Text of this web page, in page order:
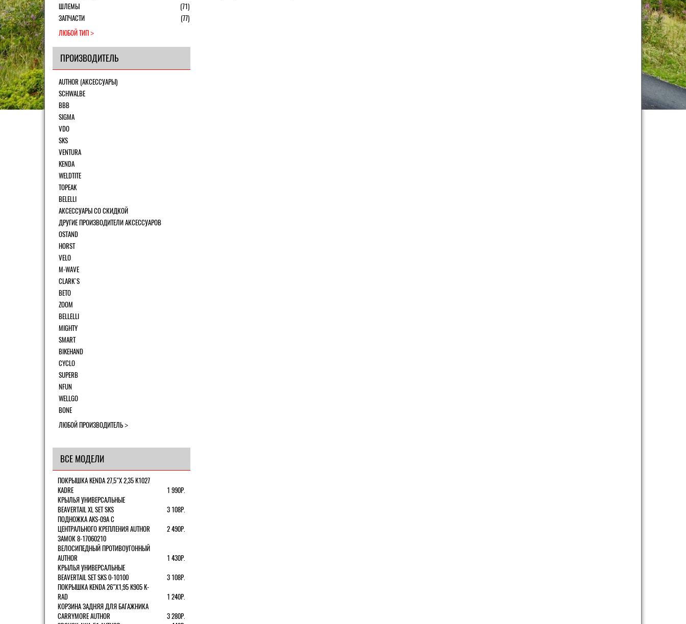
ШЛЕМЫ
(71)
ЗАПЧАСТИ
(77)
ЛЮБОЙ ТИП
ПРОИЗВОДИТЕЛЬ
AUTHOR (АКСЕССУАРЫ)
SCHWALBE
BBB
SIGMA
VDO
SKS
VENTURA
KENDA
WELDTITE
TOPEAK
BELELLI
АКСЕССУАРЫ СО СКИДКОЙ
ДРУГИЕ ПРОИЗВОДИТЕЛИ АКСЕССУАРОВ
OSTAND
HORST
VELO
M-WAVE
CLARK`S
BETO
ZOOM
BELLELLI
MIGHTY
SMART
BIKEHAND
CYCLO
SUPERB
NFUN
WELLGO
BONE
ЛЮБОЙ ПРОИЗВОДИТЕЛЬ
ВСЕ МОДЕЛИ
ПОКРЫШКА KENDA 27,5"Х 2,35 K1027
KADRE
1 990Р.
КРЫЛЬЯ УНИВЕРСАЛЬНЫЕ
BEAVERTAIL XL SET SKS
3 108Р.
ПОДНОЖКА AKS-09A C
ЦЕНТРАЛЬНОГО КРЕПЛЕНИЯ AUTHOR
2 490Р.
ЗАМОК 8-17060210
ВЕЛОСИПЕДНЫЙ ПРОТИВОУГОННЫЙ
AUTHOR
1 430Р.
КРЫЛЬЯ УНИВЕРСАЛЬНЫЕ
BEAVERTAIL SET SKS 0-10100
3 108Р.
ПОКРЫШКА KENDA 26"Х1,95 K905 K-
RAD
1 240Р.
КОРЗИНА ЗАДНЯЯ ДЛЯ БАГАЖНИКА
CARRYMORE AUTHOR
3 280Р.